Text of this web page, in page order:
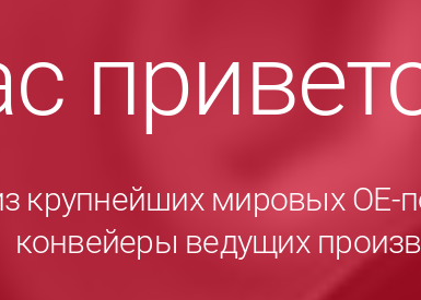
крупнейших мировых ОЕ-
конвейеры ведущих